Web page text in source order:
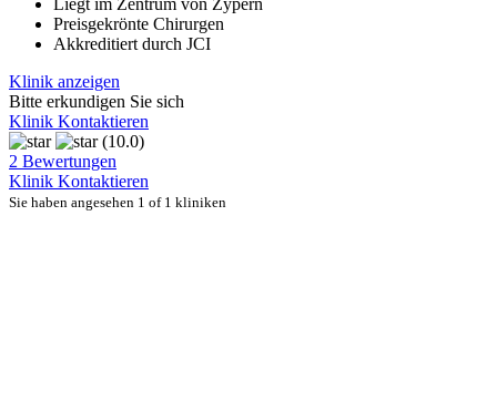
Preisgekrönte Chirurgen
Akkreditiert durch JCI
Klinik anzeigen
Bitte erkundigen Sie sich
Klinik Kontaktieren
(10.0)
2 Bewertungen
Klinik Kontaktieren
Sie haben angesehen 1 of 1 kliniken